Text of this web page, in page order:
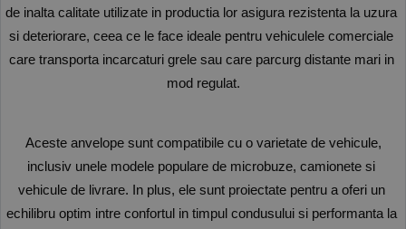
de inalta calitate utilizate in productia lor asigura rezistenta la uzura
si deteriorare, ceea ce le face ideale pentru vehiculele comerciale
care transporta incarcaturi grele sau care parcurg distante mari in
mod regulat.
inclusiv unele modele populare de microbuze, camionete si
vehicule de livrare. In plus, ele sunt proiectate pentru a oferi un
echilibru optim intre confortul in timpul condusului si performanta la